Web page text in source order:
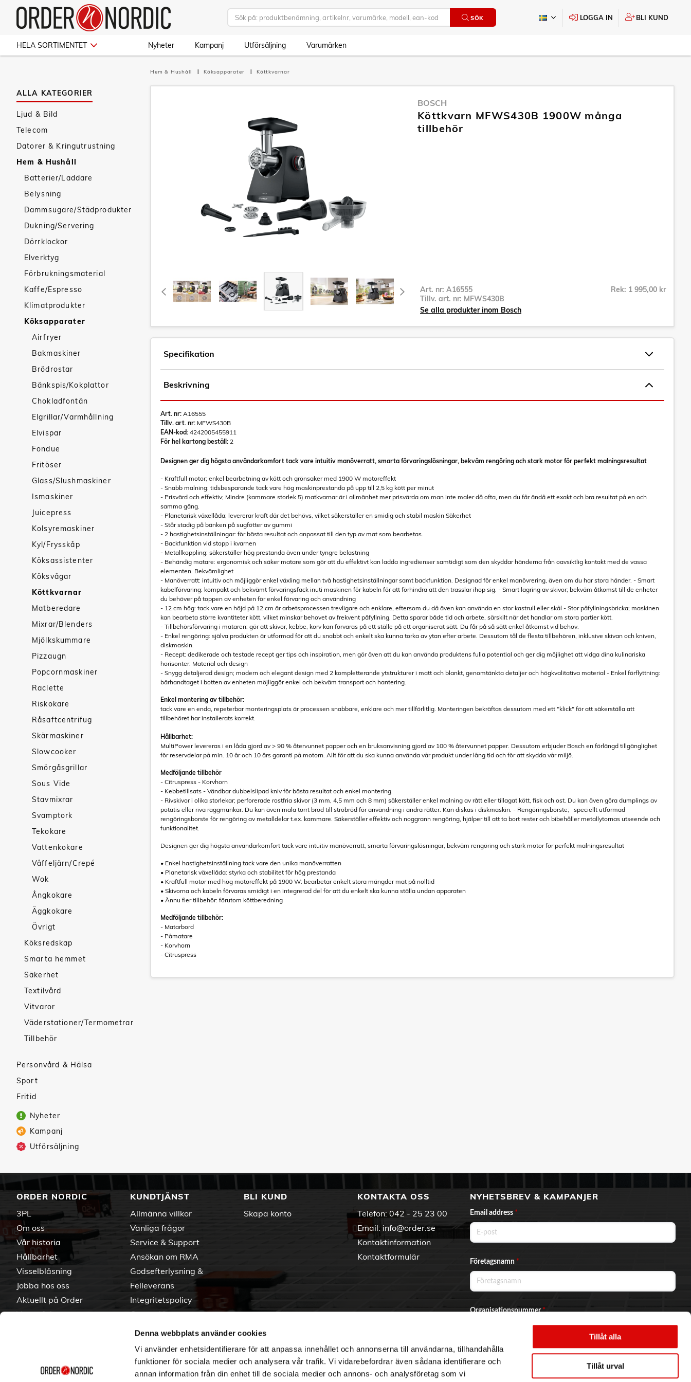
Denna webbplats använder cookies
Vi använder enhetsidentifierare för att anpassa innehållet och annonserna till användarna, tillhandahålla
funktioner för sociala medier och analysera vår trafik. Vi vidarebefordrar även sådana identifierare och
annan information från din enhet till de sociala medier och annons- och analysföretag som vi
Tillåt alla
Tillåt urval
SÖK LOGGA IN BLI KUND
HELA SORTIMENTET Nyheter Kampanj Utförsäljning Varumärken
ALLA KATEGORIER
Ljud & Bild
Telecom
Datorer & Kringutrustning
Hem & Hushåll
Batterier/Laddare
Belysning
Dammsugare/Städprodukter
Dukning/Servering
Dörrklockor
Elverktyg
Förbrukningsmaterial
Kaffe/Espresso
Klimatprodukter
Köksapparater
Airfryer
Bakmaskiner
Brödrostar
Bänkspis/Kokplattor
Chokladfontän
Elgrillar/Varmhållning
Elvispar
Fondue
Fritöser
Glass/Slushmaskiner
Ismaskiner
Juicepress
Kolsyremaskiner
Kyl/Frysskåp
Köksassistenter
Köksvågar
Köttkvarnar
Matberedare
Mixrar/Blenders
Mjölkskummare
Pizzaugn
Popcornmaskiner
Raclette
Riskokare
Råsaftcentrifug
Skärmaskiner
Slowcooker
Smörgåsgrillar
Sous Vide
Stavmixrar
Svamptork
Tekokare
Vattenkokare
Våffeljärn/Crepé
Wok
Ångkokare
Äggkokare
Övrigt
Köksredskap
Smarta hemmet
Säkerhet
Textilvård
Vitvaror
Väderstationer/Termometrar
Tillbehör
Personvård & Hälsa
Sport
Fritid
Nyheter
Kampanj
Utförsäljning
Hem & Hushåll Köksapparater Köttkvarnar
BOSCH
Köttkvarn MFWS430B 1900W många
tillbehör
Art. nr: A16555
Tillv. art. nr: MFWS430B
Rek: 1 995,00 kr
Se alla produkter inom Bosch
Specifikation
Beskrivning
Art. nr: A16555
Tillv. art. nr: MFWS430B
EAN-kod: 4242005455911
För hel kartong beställ: 2
Designen ger dig högsta användarkomfort tack vare intuitiv manöverratt, smarta förvaringslösningar, bekväm rengöring och stark motor för perfekt malningsresultat
- Kraftfull motor; enkel bearbetning av kött och grönsaker med 1900 W motoreffekt
- Snabb malning: tidsbesparande tack vare hög maskinprestanda på upp till 2,5 kg kött per minut
- Prisvärd och effektiv; Mindre (kammare storlek 5) matkvarnar är i allmänhet mer prisvärda om man inte maler då ofta, men du får ändå ett exakt och bra resultat på en och
samma gång.
- Planetarisk växellåda; levererar kraft där det behövs, vilket säkerställer en smidig och stabil maskin Säkerhet
- Står stadig på bänken på sugfötter av gummi
- 2 hastighetsinställningar: för bästa resultat och anpassat till den typ av mat som bearbetas.
- Backfunktion vid stopp i kvarnen
- Metallkoppling: säkerställer hög prestanda även under tyngre belastning
- Behändig matare: ergonomisk och säker matare som gör att du effektivt kan ladda ingredienser samtidigt som den skyddar händerna från oavsiktlig kontakt med de vassa
elementen. Bekvämlighet
- Manöverratt: intuitiv och möjliggör enkel växling mellan två hastighetsinställningar samt backfunktion. Designad för enkel manövrering, även om du har stora händer. - Smart
kabelförvaring: kompakt och bekvämt förvaringsfack inuti maskinen för kabeln för att förhindra att den trasslar ihop sig. - Smart lagring av skivor; bekväm åtkomst till de enheter
du behöver på toppen av enheten för enkel förvaring och användning
- 12 cm hög: tack vare en höjd på 12 cm är arbetsprocessen trevligare och enklare, eftersom du då även kan använda en stor kastrull eller skål - Stor påfyllningsbricka; maskinen
kan bearbeta större kvantiteter kött, vilket minskar behovet av frekvent påfyllning. Detta sparar både tid och arbete, särskilt när det handlar om stora partier kött.
- Tillbehörsförvaring i mataren: gör att skivor, kebbe, korv kan förvaras på ett ställe på ett organiserat sätt. Du får på så sätt enkel åtkomst vid behov.
- Enkel rengöring: själva produkten är utformad för att du snabbt och enkelt ska kunna torka av ytan efter arbete. Dessutom tål de flesta tillbehören, inklusive skivan och kniven,
diskmaskin.
- Recept: dedikerade och testade recept ger tips och inspiration, men gör även att du kan använda produktens fulla potential och ger dig möjlighet att vidga dina kulinariska
horisonter. Material och design
- Snygg detaljerad design; modern och elegant design med 2 kompletterande ytstrukturer i matt och blankt, genomtänkta detaljer och högkvalitativa material - Enkel förflyttning:
bärhandtaget i botten av enheten möjliggör enkel och bekväm transport och hantering.
Enkel montering av tillbehör:
tack vare en enda, repeterbar monteringsplats är processen snabbare, enklare och mer tillförlitlig. Monteringen bekräftas dessutom med ett "klick" för att säkerställa att
tillbehöret har installerats korrekt.
Hållbarhet:
MultiPower levereras i en låda gjord av > 90 % återvunnet papper och en bruksanvisning gjord av 100 % återvunnet papper. Dessutom erbjuder Bosch en förlängd tillgänglighet
för reservdelar på min. 10 år och 10 års garanti på motorn. Allt för att du ska kunna använda vår produkt under lång tid och för att skydda vår miljö.
Medföljande tillbehör
- Citruspress - Korvhorn
- Kebbetillsats - Vändbar dubbelslipad kniv för bästa resultat och enkel montering.
- Rivskivor i olika storlekar; perforerade rostfria skivor (3 mm, 4,5 mm och 8 mm) säkerställer enkel malning av rått eller tillagat kött, fisk och ost. Du kan även göra dumplings av
potatis eller riva raggmunkar. Du kan även mala torrt bröd till ströbröd för användning i andra rätter. Kan diskas i diskmaskin. - Rengöringsborste; speciellt utformad
rengöringsborste för rengöring av metalldelar t.ex. kammare. Säkerställer effektiv och noggrann rengöring, hjälper till att ta bort rester och bibehåller metallytornas utseende och
funktionalitet.
Designen ger dig högsta användarkomfort tack vare intuitiv manöverratt, smarta förvaringslösningar, bekväm rengöring och stark motor för perfekt malningsresultat
• Enkel hastighetsinställning tack vare den unika manöverratten
• Planetarisk växellåda: styrka och stabilitet för hög prestanda
• Kraftfull motor med hög motoreffekt på 1900 W: bearbetar enkelt stora mängder mat på nolltid
• Skivorna och kabeln förvaras smidigt i en integrerad del för att du enkelt ska kunna ställa undan apparaten
• Ännu fler tillbehör: förutom köttberedning
Medföljande tillbehör:
- Matarbord
- Påmatare
- Korvhorn
- Citruspress
ORDER NORDIC
3PL
Om oss
Vår historia
Hållbarhet
Visselblåsning
Jobba hos oss
Aktuellt på Order
Varumärken
KUNDTJÄNST
Allmänna villkor
Vanliga frågor
Service & Support
Ansökan om RMA
Godsefterlysning &
Felleverans
Integritetspolicy
Om cookies
BLI KUND
Skapa konto
KONTAKTA OSS
Telefon: 042 - 25 23 00
Email: info@order.se
Kontaktinformation
Kontaktformulär
NYHETSBREV & KAMPANJER
Email address *
Företagsnamn *
Organisationsnummer*
Ja, jag vill prenumerera på nyhetsbrevet.